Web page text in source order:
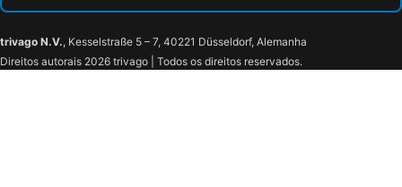
trivago N.V., Kesselstraße 5 – 7, 40221 Düsseldorf, Alemanha
Direitos autorais 2026 trivago | Todos os direitos reservados.